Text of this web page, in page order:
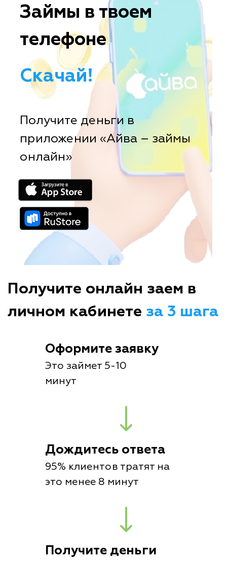
Займы в твоем
телефоне
Скачай!
Получите деньги в
приложении «Айва – займы
онлайн»
Получите онлайн заем в
личном кабинете за 3 шага
Оформите заявку
Это займет 5-10
минут
Дождитесь ответа
95% клиентов тратят на
это менее 8 минут
Получите деньги